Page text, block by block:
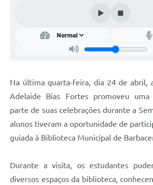
Plano Diretor e Mobilidade Urbana
3º Jornada Empreendedora BQ
Emprega Barbacena
Na última quarta-feira, dia 24 de abril,
Adelaide Bias Fortes promoveu
parte de suas celebrações durante a
alunos tiveram a oportunidade de
guiada à Biblioteca Municipal de
Durante a visita, os estudantes
diversos espaços da biblioteca,